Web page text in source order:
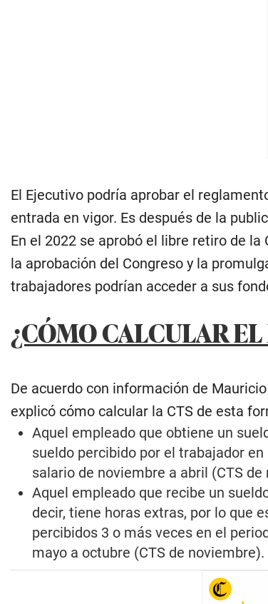
El Ejecutivo podría aprobar el
entrada en vigor. Es después de la
En el 2022 se aprobó el libre retiro de
la aprobación del Congreso y la
trabajadores podrían acceder a sus
¿CÓMO CALCULAR
De acuerdo con información de
explicó cómo calcular la CTS de esta
Aquel empleado que obtiene un
sueldo percibido por el trabajador
salario de noviembre a abril (CTS
Aquel empleado que recibe un
decir, tiene horas extras, por lo que
percibidos 3 o más veces en el
mayo a octubre (CTS de